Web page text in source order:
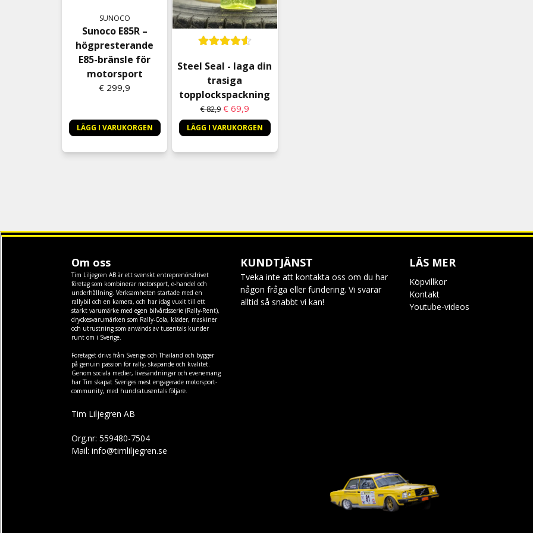
SUNOCO
Sunoco E85R –
högpresterande
E85-bränsle för
motorsport
€ 299,9
LÄGG I VARUKORGEN
Steel Seal - laga din
trasiga
topplockspackning
€ 82,9 € 69,9
LÄGG I VARUKORGEN
Om oss
Tim Liljegren AB är ett svenskt entreprenörsdrivet
företag som kombinerar motorsport, e-handel och
underhållning. Verksamheten startade med en
rallybil och en kamera, och har idag vuxit till ett
starkt varumärke med egen bilvårdsserie (Rally-Rent),
dryckesvarumärken som Rally-Cola, kläder, maskiner
och utrustning som används av tusentals kunder
runt om i Sverige.
Företaget drivs från Sverige och Thailand och bygger
på genuin passion för rally, skapande och kvalitet.
Genom sociala medier, livesändningar och evenemang
har Tim skapat Sveriges mest engagerade motorsport-
community, med hundratusentals följare.
Tim Liljegren AB
Org.nr: 559480-7504
Mail: info@timliljegren.se
KUNDTJÄNST
Tveka inte att kontakta oss om du har
någon fråga eller fundering. Vi svarar
alltid så snabbt vi kan!
LÄS MER
Köpvillkor
Kontakt
Youtube-videos